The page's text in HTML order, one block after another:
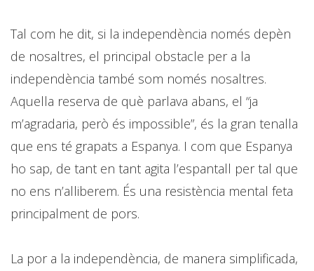
Tal com he dit, si la independència només depèn
de nosaltres, el principal obstacle per a la
independència també som només nosaltres.
Aquella reserva de què parlava abans, el “ja
m’agradaria, però és impossible”, és la gran tenalla
que ens té grapats a Espanya. I com que Espanya
ho sap, de tant en tant agita l’espantall per tal que
no ens n’alliberem. És una resistència mental feta
principalment de pors.
La por a la independència, de manera simplificada,